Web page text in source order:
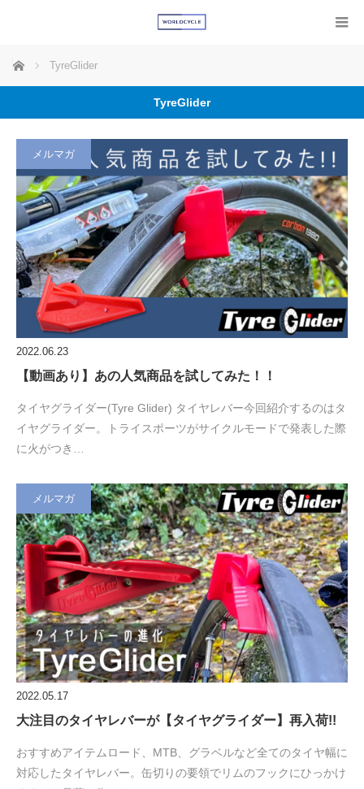
ホーム TyreGlider
TyreGlider
メルマガ
2022.06.23
【動画あり】あの人気商品を試してみた！！
タイヤグライダー(Tyre Glider) タイヤレバー今回紹介するのはタ
イヤグライダー。トライスポーツがサイクルモードで発表した際
に火がつき…
メルマガ
2022.05.17
大注目のタイヤレバーが【タイヤグライダー】再入荷!!
おすすめアイテムロード、MTB、グラベルなど全てのタイヤ幅に
対応したタイヤレバー。缶切りの要領でリムのフックにひっかけ